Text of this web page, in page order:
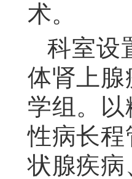
术。
科室设
体肾上
学组。
性病长程
状腺疾